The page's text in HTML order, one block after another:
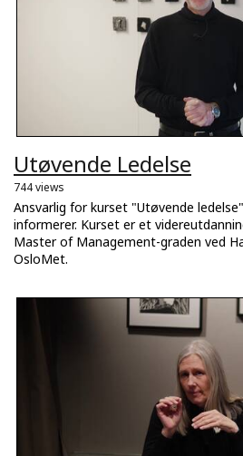
Utøvende Ledelse
744 views
Ansvarlig for kurset "Utøvende
informerer. Kurset er et
Master of Management-graden ved
OsloMet.